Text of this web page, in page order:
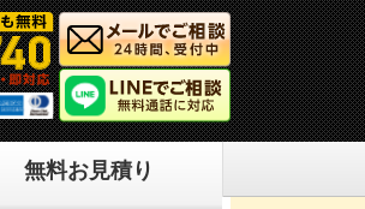
無料お見積り